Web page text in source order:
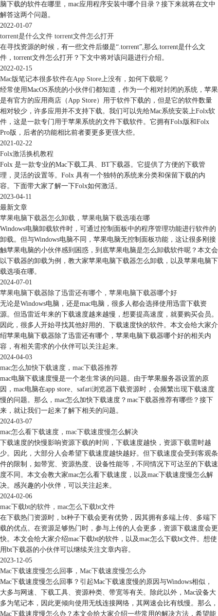
脑下载的软件在哪里，mac应用程序安装中哪个目录？接下来就将在文中
解答这两个问题。
2022-01-07
torrent是什么文件 torrent文件怎么打开
在寻找资源的时候，有一些文件后缀是“.torrent”,那么.torrent是什么文
件，torrent文件怎么打开？下文中将对该问题进行介绍。
2022-02-15
Mac版笔记本很多软件在App Store上没有，如何下载呢？
经常使用MacOS系统的小伙伴们都知道，作为一个相对封闭的系统，苹果
是有官方的应用商店（App Store）用于软件下载的，但是它的软件数量
相对较少，许多应用并不支持下载。我们可以先给Mac系统安装上Folx软
件，这是一款专门用于苹果系统的文件下载软件。它拥有Folx版和Folx
Pro版，后者的功能相比前者要更多更强大些。
2021-02-22
Folx激活换机教程
Folx 是一款专业的Mac下载工具、BT下载器。它提供了方便的下载管
理，灵活的设置等。Folx 具有一个独特的系统来分类和保留下载的内
容。下面带大家了解一下Folx如何激活。
2023-04-11
最新文章
苹果电脑下载器怎么卸载，苹果电脑下载选项在哪
Windows电脑卸载软件时，可通过控制面板中的程序管理功能进行软件的
卸载。但与Windows电脑不同，苹果电脑无控制面板功能，这让很多刚接
触苹果电脑的小伙伴感到困惑，到底苹果电脑是怎么卸载软件呢？本文会
以下载器的卸载为例，教大家苹果电脑下载器怎么卸载，以及苹果电脑下
载选项在哪。
2024-07-01
苹果电脑下载器除了迅雷还有哪个，苹果电脑下载器哪个好
无论是Windows电脑，还是mac电脑，很多人都会选择使用迅雷下载资
源。但迅雷近年来的下载速度越来越慢，想要提高速度，就要购买会员。
因此，很多人开始寻找其他好用的、下载速度快的软件。本文会给大家介
绍苹果电脑下载器除了迅雷还有哪个，苹果电脑下载器哪个好的相关内
容，有相关需求的小伙伴可以关注起来。
2024-04-03
mac怎么加快下载速度，mac下载器推荐
mac电脑下载速度慢是一个老生常谈的问题。由于苹果服务器设置的原
因，mac电脑在app store、safari浏览器下载资源时，会频繁出现下载速度
慢的问题。那么，mac怎么加快下载速度？mac下载器推荐有哪些？接下
来，就让我们一起来了解下相关的问题。
2024-03-07
mac怎么看下载速度，mac下载速度慢怎么解决
下载速度的快慢影响资源下载的时间，下载速度越快，资源下载需时越
少。因此，大部分人会希望下载速度越快越好。但下载速度会受到客观条
件的限制，如带宽、资源热度、设备性能等，不同情况下可达至的下载速
度不同。本文会教大家mac怎么看下载速度，以及mac下载速度慢怎么解
决。感兴趣的小伙伴，可以关注起来。
2024-02-06
mac下载bt的软件，mac怎么下载bt文件
在下载热门资源时，bt种子下载会更有优势，因其拥有多端上传、多端下
载的优点。在资源足够热门时，参与上传的人会更多，资源下载速度会更
快。本文会给大家介绍mac下载bt的软件，以及mac怎么下载bt文件。想使
用bt下载器的小伙伴可以继续关注文章内容。
2023-12-05
Mac下载速度慢怎么回事，Mac下载速度慢怎么办
Mac下载速度慢怎么回事？引起Mac下载速度慢的原因与Windows相似，
大多与网速、下载工具、资源种类、带宽等有关。除此以外，Mac设备大
多为笔记本，因此更倾向使用无线连接网络，其网速会比有线慢。那么，
Mac下载速度慢怎么办？本文会给大家介绍一些常用的解决方法，希望能